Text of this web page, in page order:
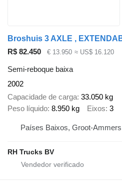
Broshuis 3 AXLE ,
R$ 82.450
€ 13.950 ≈ US$ 16.120
Semi-reboque baixa
2002
Capacidade de carga 33.050 kg
Peso líquido 8.950 kg Eixos 3
Países Baixos, Groot-Ammers
RH Trucks BV